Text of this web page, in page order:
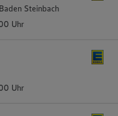
Steinbach
Uhr
Uhr